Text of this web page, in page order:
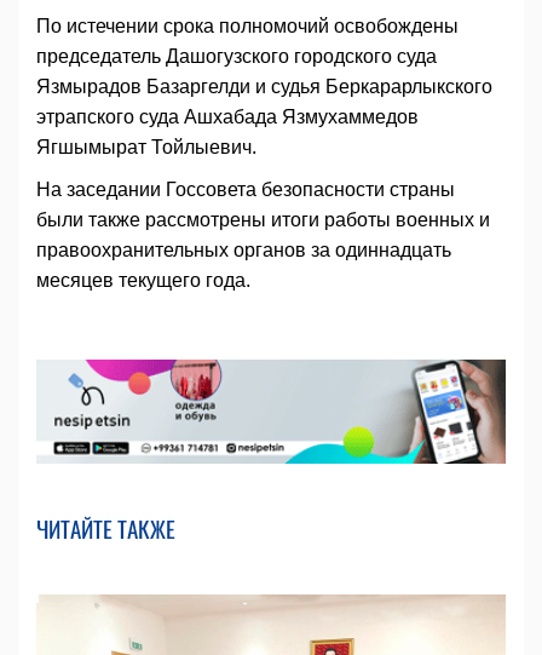
По истечении срока полномочий освобождены
председатель Дашогузского городского суда
Язмырадов Базаргелди и судья Беркарарлыкского
этрапского суда Ашхабада Язмухаммедов
Ягшымырат Тойлыевич.
На заседании Госсовета безопасности страны
были также рассмотрены итоги работы военных и
правоохранительных органов за одиннадцать
месяцев текущего года.
ЧИТАЙТЕ ТАКЖЕ